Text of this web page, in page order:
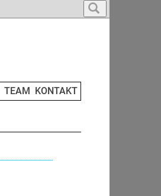
TEAM KONTAKT